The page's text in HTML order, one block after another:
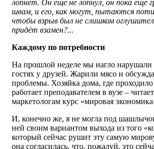
лопнет. Он ещё не лопнул, он пока ещё
швам, и его, как могут, пытаются
чтобы взрыв был не слишком
придёт взамен?...
Каждому по потребности
На прошлой неделе мы нагло нарушали
гостях у друзей. Жарили мясо и
проблемы. Хозяйка дома, где
работает преподавателем в вузе –
маркетологам курс «мировая
И, конечно же, я не могла под
ней своим вариантом выхода из того
который сейчас рушит эту самую
она согласилась, что, пожалуй, это